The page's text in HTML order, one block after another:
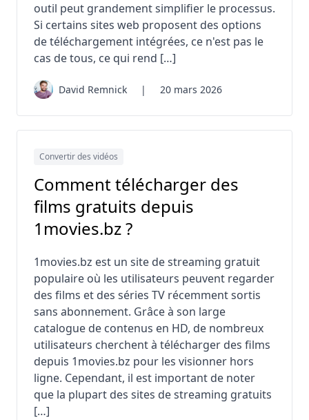
outil peut grandement simplifier le processus.
Si certains sites web proposent des options
de téléchargement intégrées, ce n'est pas le
cas de tous, ce qui rend […]
David Remnick | 20 mars 2026
Convertir des vidéos
Comment télécharger des
films gratuits depuis
1movies.bz ?
1movies.bz est un site de streaming gratuit
populaire où les utilisateurs peuvent regarder
des films et des séries TV récemment sortis
sans abonnement. Grâce à son large
catalogue de contenus en HD, de nombreux
utilisateurs cherchent à télécharger des films
depuis 1movies.bz pour les visionner hors
ligne. Cependant, il est important de noter
que la plupart des sites de streaming gratuits
[…]